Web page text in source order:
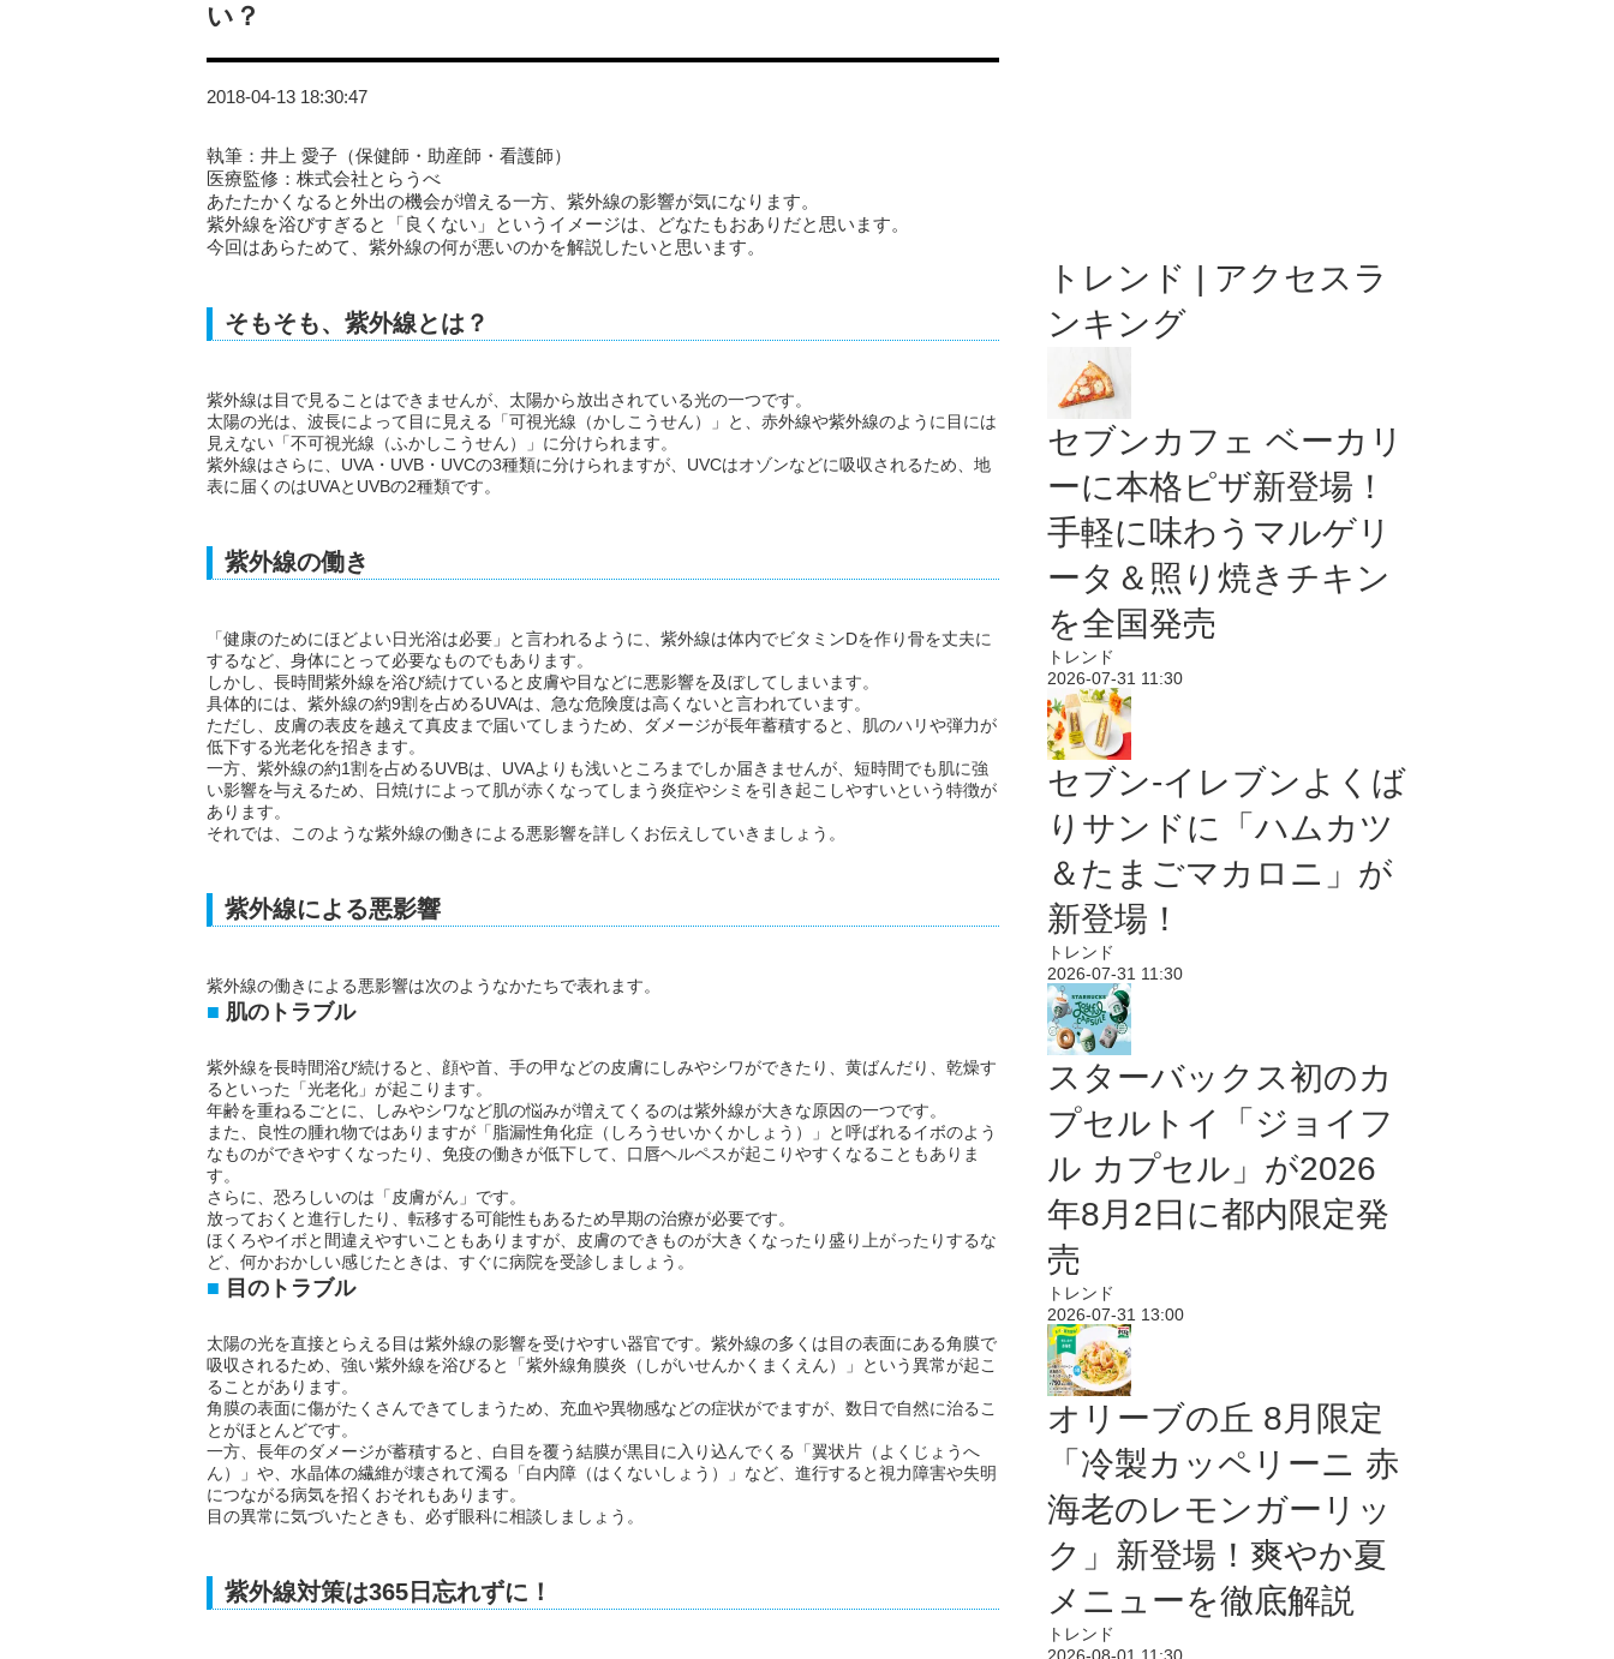
い？
2018-04-13 18:30:47
執筆：井上 愛子（保健師・助産師・看護師）
医療監修：株式会社とらうべ
あたたかくなると外出の機会が増える一方、紫外線の影響が気になります。
紫外線を浴びすぎると「良くない」というイメージは、どなたもおありだと思います。
今回はあらためて、紫外線の何が悪いのかを解説したいと思います。
そもそも、紫外線とは？
紫外線は目で見ることはできませんが、太陽から放出されている光の一つです。
太陽の光は、波長によって目に見える「可視光線（かしこうせん）」と、赤外線や紫外線のように目には
見えない「不可視光線（ふかしこうせん）」に分けられます。
紫外線はさらに、UVA・UVB・UVCの3種類に分けられますが、UVCはオゾンなどに吸収されるため、地
表に届くのはUVAとUVBの2種類です。
紫外線の働き
「健康のためにほどよい日光浴は必要」と言われるように、紫外線は体内でビタミンDを作り骨を丈夫に
するなど、身体にとって必要なものでもあります。
しかし、長時間紫外線を浴び続けていると皮膚や目などに悪影響を及ぼしてしまいます。
具体的には、紫外線の約9割を占めるUVAは、急な危険度は高くないと言われています。
ただし、皮膚の表皮を越えて真皮まで届いてしまうため、ダメージが長年蓄積すると、肌のハリや弾力が
低下する光老化を招きます。
一方、紫外線の約1割を占めるUVBは、UVAよりも浅いところまでしか届きませんが、短時間でも肌に強
い影響を与えるため、日焼けによって肌が赤くなってしまう炎症やシミを引き起こしやすいという特徴が
あります。
それでは、このような紫外線の働きによる悪影響を詳しくお伝えしていきましょう。
紫外線による悪影響
紫外線の働きによる悪影響は次のようなかたちで表れます。
肌のトラブル
紫外線を長時間浴び続けると、顔や首、手の甲などの皮膚にしみやシワができたり、黄ばんだり、乾燥す
るといった「光老化」が起こります。
年齢を重ねるごとに、しみやシワなど肌の悩みが増えてくるのは紫外線が大きな原因の一つです。
また、良性の腫れ物ではありますが「脂漏性角化症（しろうせいかくかしょう）」と呼ばれるイボのよう
なものができやすくなったり、免疫の働きが低下して、口唇ヘルペスが起こりやすくなることもありま
す。
さらに、恐ろしいのは「皮膚がん」です。
放っておくと進行したり、転移する可能性もあるため早期の治療が必要です。
ほくろやイボと間違えやすいこともありますが、皮膚のできものが大きくなったり盛り上がったりするな
ど、何かおかしい感じたときは、すぐに病院を受診しましょう。
目のトラブル
太陽の光を直接とらえる目は紫外線の影響を受けやすい器官です。紫外線の多くは目の表面にある角膜で
吸収されるため、強い紫外線を浴びると「紫外線角膜炎（しがいせんかくまくえん）」という異常が起こ
ることがあります。
角膜の表面に傷がたくさんできてしまうため、充血や異物感などの症状がでますが、数日で自然に治るこ
とがほとんどです。
一方、長年のダメージが蓄積すると、白目を覆う結膜が黒目に入り込んでくる「翼状片（よくじょうへ
ん）」や、水晶体の繊維が壊されて濁る「白内障（はくないしょう）」など、進行すると視力障害や失明
につながる病気を招くおそれもあります。
目の異常に気づいたときも、必ず眼科に相談しましょう。
紫外線対策は365日忘れずに！
トレンド | アクセスラ
ンキング
セブンカフェ ベーカリ
ーに本格ピザ新登場！
手軽に味わうマルゲリ
ータ＆照り焼きチキン
を全国発売
トレンド
2026-07-31 11:30
セブン‐イレブンよくば
りサンドに「ハムカツ
＆たまごマカロニ」が
新登場！
トレンド
2026-07-31 11:30
スターバックス初のカ
プセルトイ「ジョイフ
ル カプセル」が2026
年8月2日に都内限定発
売
トレンド
2026-07-31 13:00
オリーブの丘 8月限定
「冷製カッペリーニ 赤
海老のレモンガーリッ
ク」新登場！爽やか夏
メニューを徹底解説
トレンド